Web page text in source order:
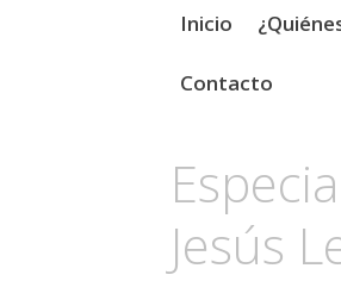
Saltar
contenido
Inicio
Contacto
Jesús